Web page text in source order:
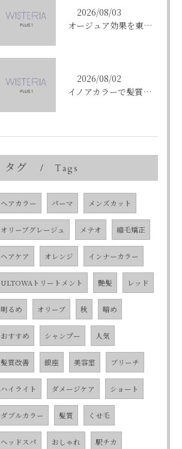
2026/08/03
オージュア効果を東京都中央区銀座で実感する選び方と購入ポイント
2026/08/02
イノアカラーで髪質改善を叶える東京都中央区銀座の新しい髪色体験
タグ Tags
ヘアカラー パーマ メンズカット
オリーブグレージュ メテオ 縮毛矯正
ヘアケア オレンジ インナーカラー
ULTOWAトリートメント 艶髪 レッド
明るめ オリーブ 秋 暗め
おすすめ シャンプー 人気
髪質改善 銀座 美容室 ブリーチ
ハイライト ダメージケア ショート
ダブルカラー 髪質 くせ毛
ヘッドスパ おしゃれ 駅チカ